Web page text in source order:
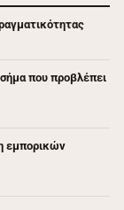
που προβλέπει
εμπορικών